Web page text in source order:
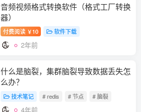
音频视频格式转换软件（格式工厂转换
器）
付费阅读 ￥ 10 软件下载
2年前
什么是脑裂，集群脑裂导致数据丢失怎
么办？
技术笔记 # redis # 节点 # 脑裂
4年前